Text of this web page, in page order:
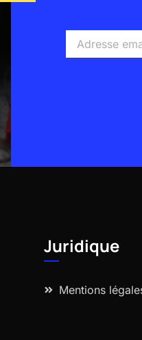
email
Juridique
Mentions